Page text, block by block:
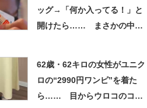
ッグ→「何か入ってる！」と
開けたら…… まさかの中身
62歳・62キロの女性がユニク
ロの“2990円ワンピ”を着た
ら…… 目からウロコのコー